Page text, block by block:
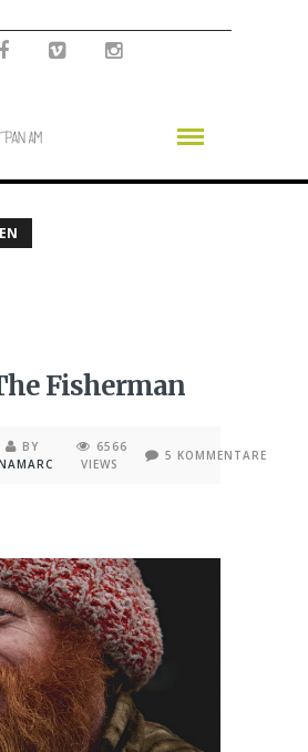
Fisherman
BY
6566
VIEWS
5 KOMMENTARE